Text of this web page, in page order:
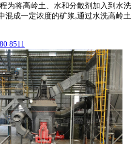
为将高岭土、水和分散剂加入到水洗
混成一定浓度的矿浆,通过水洗高岭土
8511